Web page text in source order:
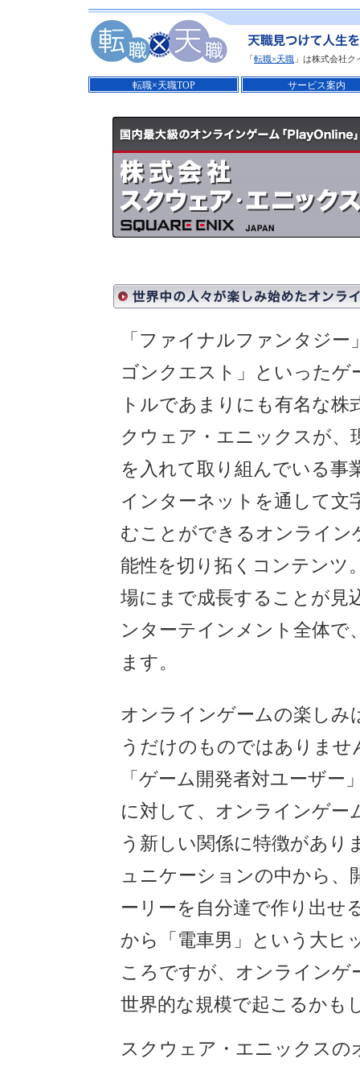
「転職×天職 」は株式会社
転職×天職TOP サービス案内
「ファイナルファンタジー
ゴンクエスト」といったゲ
トルであまりにも有名な株
クウェア・エニックスが、
を入れて取り組んでいる事
インターネットを通して文
むことができるオンライン
能性を切り拓くコンテンツ
場にまで成長することが見
ンターテインメント全体で
ます。
オンラインゲームの楽しみ
うだけのものではありませ
「ゲーム開発者対ユーザ
に対して、オンラインゲー
う新しい関係に特徴があり
ュニケーションの中から、
ーリーを自分達で作り出せ
から「電車男」という大ヒ
ころですが、オンラインゲ
世界的な規模で起こるかも
スクウェア・エニックスの